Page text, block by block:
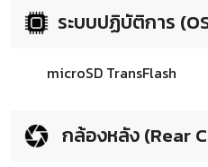
ระบบปฏิบัติการ
microSD TransFlash
กล้องหลัง (Rear